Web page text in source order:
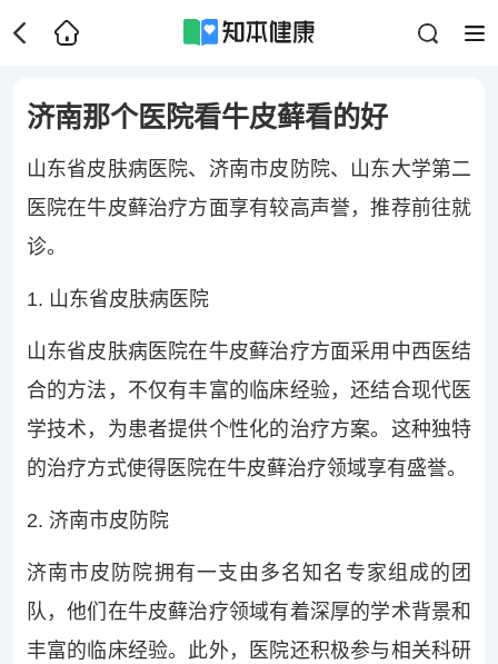
济南那个医院看牛皮藓看的好
山东省皮肤病医院、济南市皮防院、山东大学第二
医院在牛皮藓治疗方面享有较高声誉，推荐前往就
诊。
1. 山东省皮肤病医院
山东省皮肤病医院在牛皮藓治疗方面采用中西医结
合的方法，不仅有丰富的临床经验，还结合现代医
学技术，为患者提供个性化的治疗方案。这种独特
的治疗方式使得医院在牛皮藓治疗领域享有盛誉。
2. 济南市皮防院
济南市皮防院拥有一支由多名知名专家组成的团
队，他们在牛皮藓治疗领域有着深厚的学术背景和
丰富的临床经验。此外，医院还积极参与相关科研